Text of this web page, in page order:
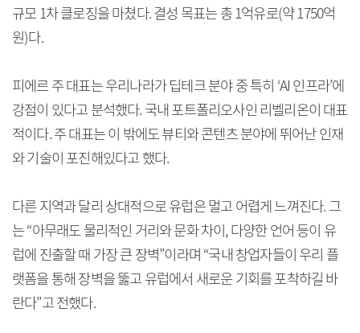
규모 1차 클로징을 마쳤다. 결성 목표는 총 1억유로(약 1750억
원)다.
피에르 주 대표는 우리나라가 딥테크 분야 중 특히 ‘AI 인프라’에
강점이 있다고 분석했다. 국내 포트폴리오사인 리벨리온이 대표
적이다. 주 대표는 이 밖에도 뷰티와 콘텐츠 분야에 뛰어난 인재
와 기술이 포진해있다고 했다.
다른 지역과 달리 상대적으로 유럽은 멀고 어렵게 느껴진다. 그
는 “아무래도 물리적인 거리와 문화 차이, 다양한 언어 등이 유
럽에 진출할 때 가장 큰 장벽”이라며 “국내 창업자들이 우리 플
랫폼을 통해 장벽을 뚫고 유럽에서 새로운 기회를 포착하길 바
란다”고 전했다.